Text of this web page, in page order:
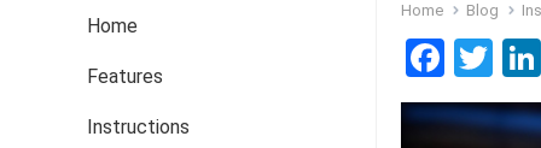
Home
Features
Instructions
Home Blog
F
a
ce
T
wi
tt